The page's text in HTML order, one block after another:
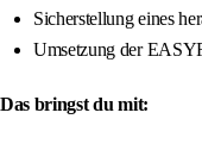
Sicherstellung eines
Umsetzung der
Das bringst du mit: